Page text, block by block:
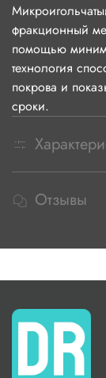
фракционный
помощью
технология
покрова и
сроки.
Отзывы